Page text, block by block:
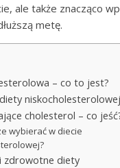
ale także znacząco
metę.
– co to jest?
cholesterol – co
wybierać w diecie
zdrowotne diety